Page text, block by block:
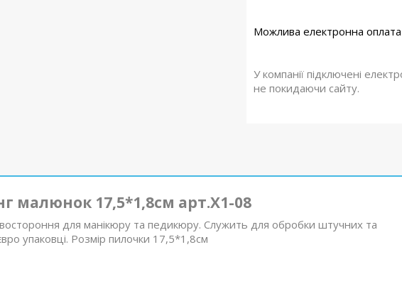
У компанії підключені
не покидаючи сайту.
малюнок 17,5*1,8см арт.X1-08
для манікюру та педикюру. Служить для обробки штучних та
упаковці. Розмір пилочки 17,5*1,8см⠀